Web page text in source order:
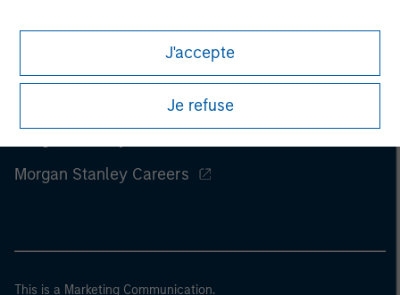
J'accepte
Je refuse
Morgan Stanley Careers
This is a Marketing Communication.